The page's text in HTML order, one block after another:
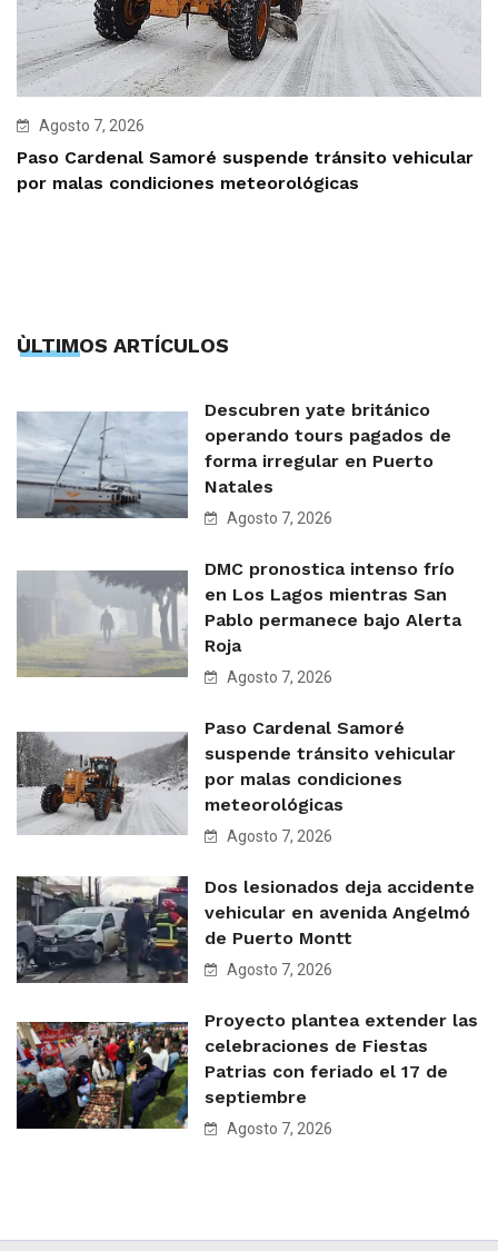
Agosto 7, 2026
Paso Cardenal Samoré suspende tránsito vehicular
por malas condiciones meteorológicas
ÙLTIMOS ARTÍCULOS
Descubren yate británico
operando tours pagados de
forma irregular en Puerto
Natales
Agosto 7, 2026
DMC pronostica intenso frío
en Los Lagos mientras San
Pablo permanece bajo Alerta
Roja
Agosto 7, 2026
Paso Cardenal Samoré
suspende tránsito vehicular
por malas condiciones
meteorológicas
Agosto 7, 2026
Dos lesionados deja accidente
vehicular en avenida Angelmó
de Puerto Montt
Agosto 7, 2026
Proyecto plantea extender las
celebraciones de Fiestas
Patrias con feriado el 17 de
septiembre
Agosto 7, 2026